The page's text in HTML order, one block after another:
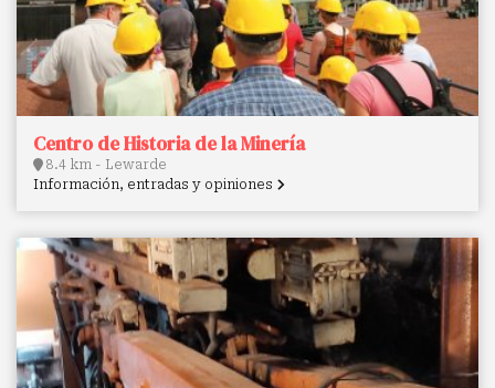
Centro de Historia de la Minería
8.4 km - Lewarde
Información, entradas y opiniones